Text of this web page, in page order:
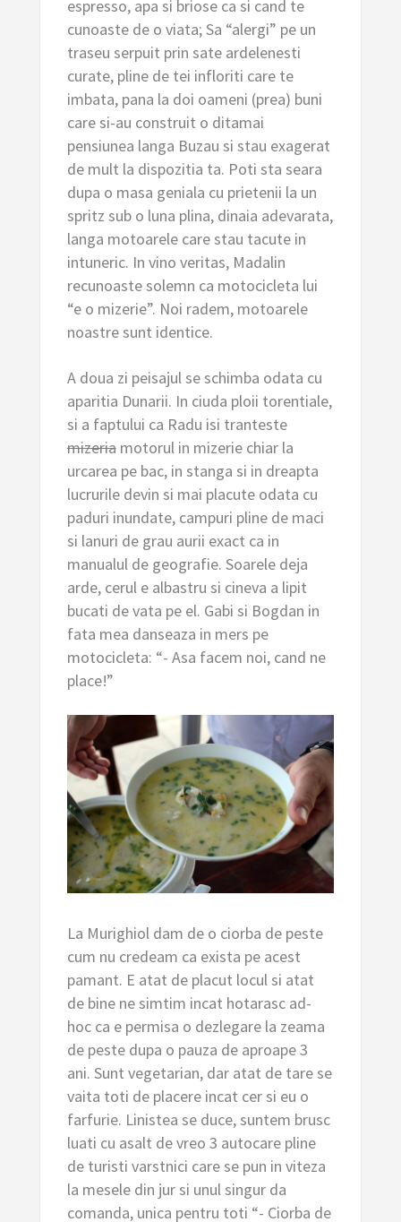
espresso, apa si briose ca si cand te
cunoaste de o viata; Sa “alergi” pe un
traseu serpuit prin sate ardelenesti
curate, pline de tei infloriti care te
imbata, pana la doi oameni (prea) buni
care si-au construit o ditamai
pensiunea langa Buzau si stau exagerat
de mult la dispozitia ta. Poti sta seara
dupa o masa geniala cu prietenii la un
spritz sub o luna plina, dinaia adevarata,
langa motoarele care stau tacute in
intuneric. In vino veritas, Madalin
recunoaste solemn ca motocicleta lui
“e o mizerie”. Noi radem, motoarele
noastre sunt identice.
A doua zi peisajul se schimba odata cu
aparitia Dunarii. In ciuda ploii torentiale,
si a faptului ca Radu isi tranteste
mizeriamotorul in mizerie chiar la
urcarea pe bac, in stanga si in dreapta
lucrurile devin si mai placute odata cu
paduri inundate, campuri pline de maci
si lanuri de grau aurii exact ca in
manualul de geografie. Soarele deja
arde, cerul e albastru si cineva a lipit
bucati de vata pe el. Gabi si Bogdan in
fata mea danseaza in mers pe
motocicleta: “- Asa facem noi, cand ne
place!”
La Murighiol dam de o ciorba de peste
cum nu credeam ca exista pe acest
pamant. E atat de placut locul si atat
de bine ne simtim incat hotarasc ad-
hoc ca e permisa o dezlegare la zeama
de peste dupa o pauza de aproape 3
ani. Sunt vegetarian, dar atat de tare se
vaita toti de placere incat cer si eu o
farfurie. Linistea se duce, suntem brusc
luati cu asalt de vreo 3 autocare pline
de turisti varstnici care se pun in viteza
la mesele din jur si unul singur da
comanda, unica pentru toti “- Ciorba de